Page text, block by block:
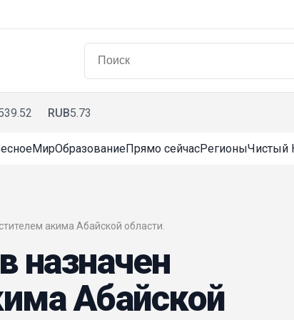
RUB5.73
МирОбразованиеПрямо сейчасРегионыЧистый
акима Абайской области.
назначен
Абайской